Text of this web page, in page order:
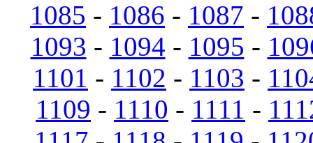
1085 - 1086 - 1087 -
1093 - 1094 - 1095 -
1101 - 1102 - 1103 -
1109 - 1110 - 1111 -